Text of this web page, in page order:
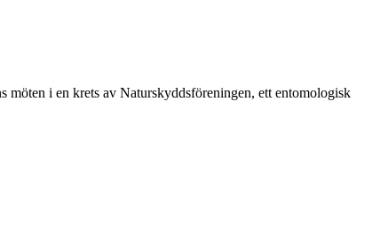
i en krets av Naturskyddsföreningen, ett entomologisk